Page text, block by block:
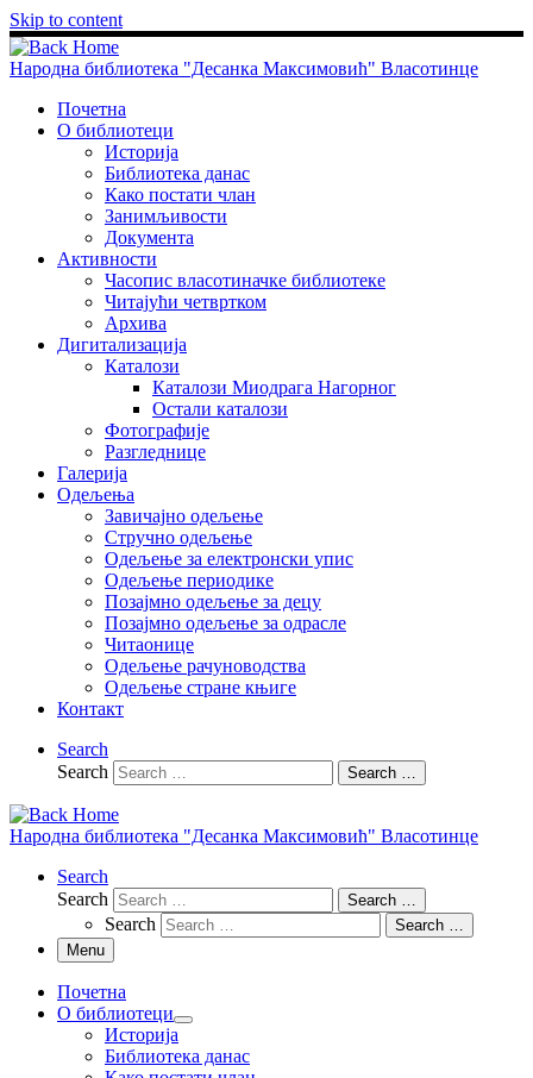
Skip to content
Народна библиотека "Десанка Максимовић" Власотинце
Почетна
О библиотеци
Историја
Библиотека данас
Како постати члан
Занимљивости
Документа
Активности
Часопис власотиначке библиотеке
Читајући четвртком
Архива
Дигитализација
Каталози
Каталози Миодрага Нагорног
Остали каталози
Фотографије
Разгледнице
Галерија
Одељења
Завичајно одељење
Стручно одељење
Одељење за електронски упис
Одељење периодике
Позајмно одељење за децу
Позајмно одељење за одрасле
Читаонице
Одељење рачуноводства
Одељење стране књиге
Контакт
Search
Search
Search …
Народна библиотека "Десанка Максимовић" Власотинце
Search
Search
Search …
Search
Search …
Menu
Почетна
О библиотеци
Историја
Библиотека данас